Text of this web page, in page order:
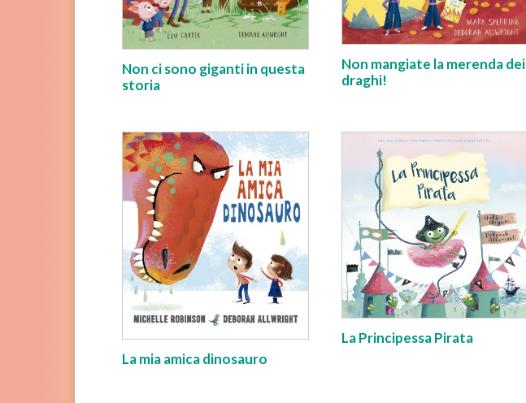
Non ci sono giganti in questa
storia
Non mangiate la merenda dei
draghi!
La mia amica dinosauro
La Principessa Pirata